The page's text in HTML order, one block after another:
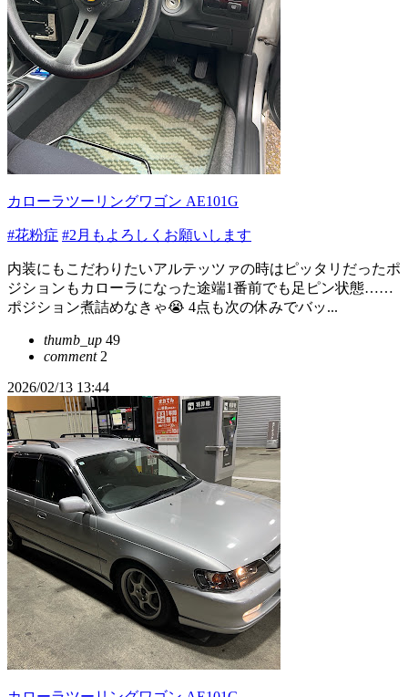
カローラツーリングワゴン AE101G
#花粉症 #2月もよろしくお願いします
内装にもこだわりたいアルテッツァの時はピッタリだったポ
ジションもカローラになった途端1番前でも足ピン状態……
ポジション煮詰めなきゃ😭 4点も次の休みでバッ...
thumb_up 49
comment2
2026/02/13 13:44